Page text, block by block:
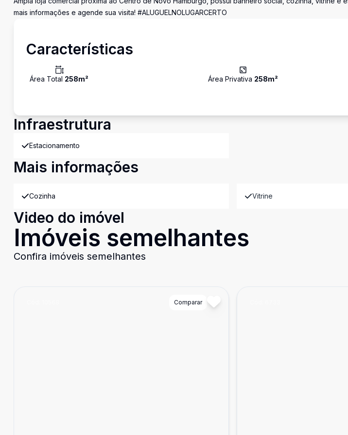
mais informações e agende sua visita! #ALUGUELNOLUGARCERTO
Características
Área Total 258m² Área Privativa 258m²
Infraestrutura
Estacionamento
Mais informações
Cozinha Vitrine
Video do imóvel
Imóveis semelhantes
Confira imóveis semelhantes
Comparar